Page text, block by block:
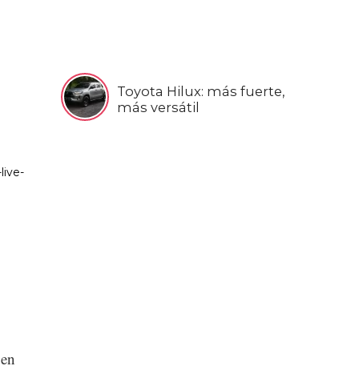
Toyota Hilux: más fuerte,
más versátil